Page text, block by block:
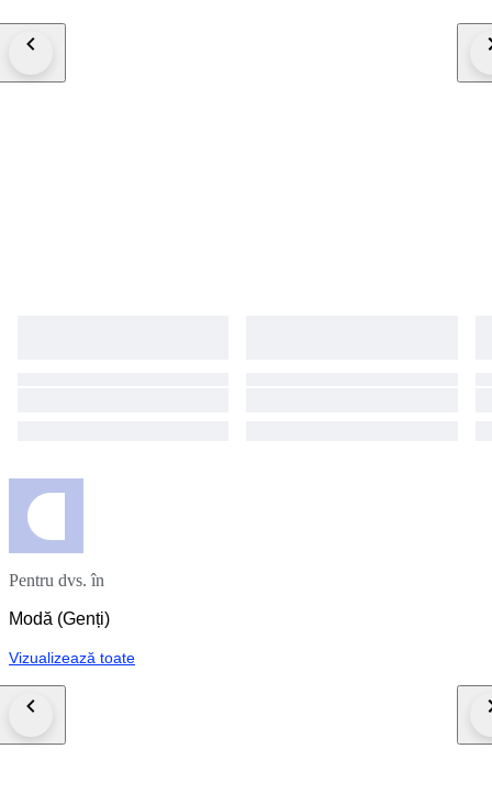
Pentru dvs. în
Modă (Genți)
Vizualizează toate